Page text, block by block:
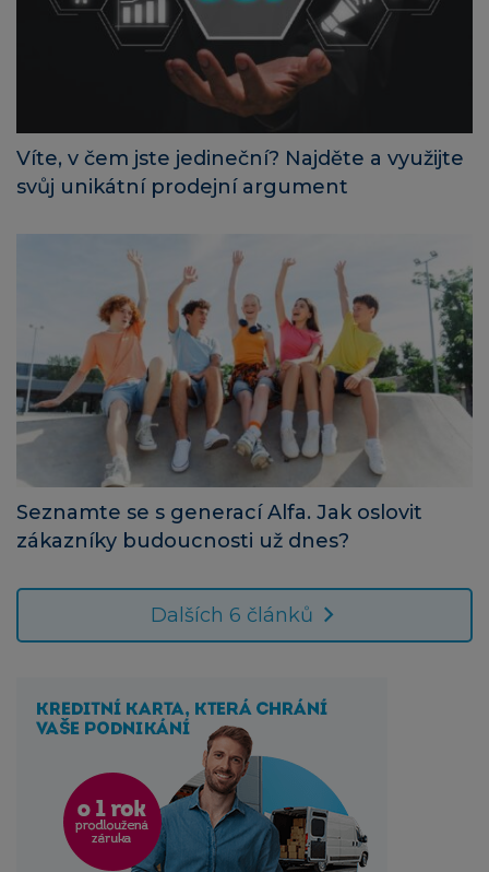
Víte, v čem jste jedineční? Najděte a využijte
svůj unikátní prodejní argument
Seznamte se s generací Alfa. Jak oslovit
zákazníky budoucnosti už dnes?
Dalších 6 článků